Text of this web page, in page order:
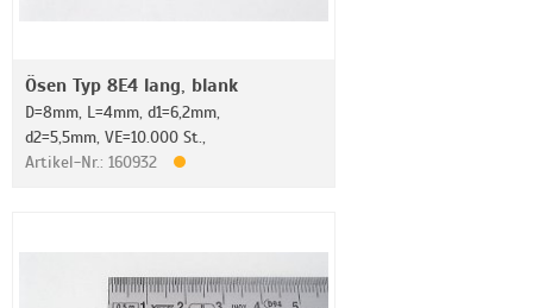
Ösen Typ 8E4 lang, blank
D=8mm, L=4mm, d1=6,2mm,
d2=5,5mm, VE=10.000 St.,
Artikel-Nr.: 160932